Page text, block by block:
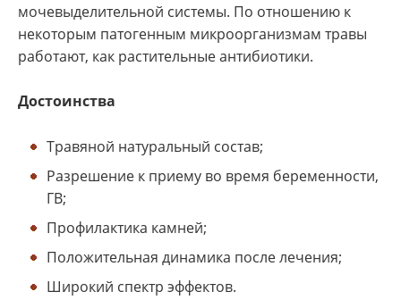
мочевыделительной системы. По отношению к
некоторым патогенным микроорганизмам травы
работают, как растительные антибиотики.
Достоинства
Травяной натуральный состав;
Разрешение к приему во время беременности,
ГВ;
Профилактика камней;
Положительная динамика после лечения;
Широкий спектр эффектов.